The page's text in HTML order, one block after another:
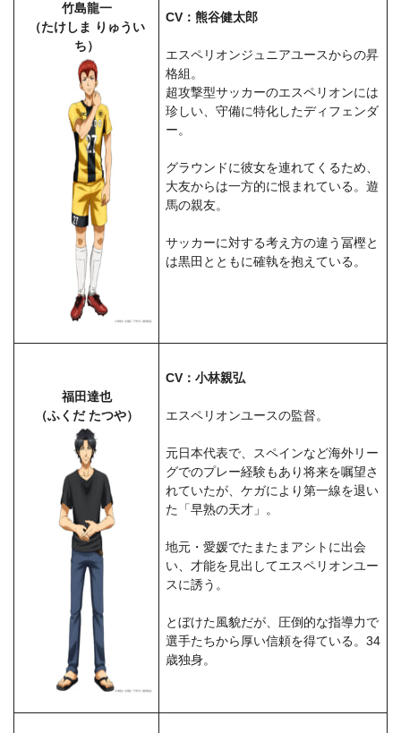
竹島龍一
（たけしま りゅうい
ち）
CV：熊谷健太郎
エスペリオンジュニアユースからの昇
格組。
超攻撃型サッカーのエスペリオンには
珍しい、守備に特化したディフェンダ
ー。
グラウンドに彼女を連れてくるため、
大友からは一方的に恨まれている。遊
馬の親友。
サッカーに対する考え方の違う冨樫と
は黒田とともに確執を抱えている。
福田達也
（ふくだ たつや）
CV：小林親弘
エスペリオンユースの監督。
元日本代表で、スペインなど海外リー
グでのプレー経験もあり将来を嘱望さ
れていたが、ケガにより第一線を退い
た「早熟の天才」。
地元・愛媛でたまたまアシトに出会
い、才能を見出してエスペリオンユー
スに誘う。
とぼけた風貌だが、圧倒的な指導力で
選手たちから厚い信頼を得ている。34
歳独身。